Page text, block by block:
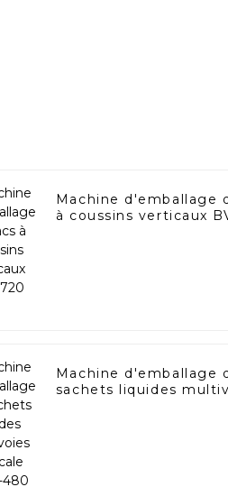
Machine d'emballage
à coussins verticaux
Machine d'emballage
sachets liquides